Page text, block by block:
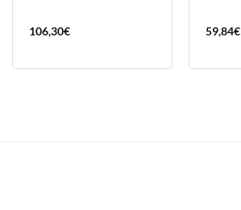
106,30€ 59,84€